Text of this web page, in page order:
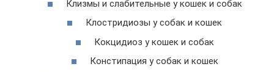
Клизмы и слабительные у кошек и собак
Клостридиозы у собак и кошек
Кокцидиоз у кошек и собак
Констипация у собак и кошек